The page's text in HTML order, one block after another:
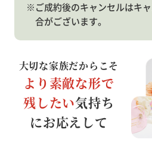
※ご成約後のキャンセルはキ
合がございます。
大切な家族だからこそ
より素敵な形で
残したい気持ち
にお応えして